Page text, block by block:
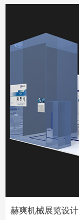
赫爽机械展览设计